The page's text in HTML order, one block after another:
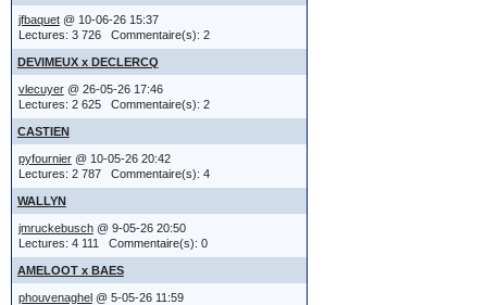
jfbaquet@ 10-06-26 15:37
Lectures: 3 726 Commentaire(s): 2
DEVIMEUX x DECLERCQ
vlecuyer@ 26-05-26 17:46
Lectures: 2 625 Commentaire(s): 2
CASTIEN
pyfournier@ 10-05-26 20:42
Lectures: 2 787 Commentaire(s): 4
WALLYN
jmruckebusch@ 9-05-26 20:50
Lectures: 4 111 Commentaire(s): 0
AMELOOT x BAES
phouvenaghel@ 5-05-26 11:59